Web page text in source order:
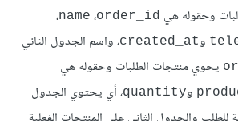
وحقوله هي order_id، ،
و ، واسم الجدول الثاني
يحوي منتجات الطلبات وحقوله هي
وquantity، أي يحتوي الجدول